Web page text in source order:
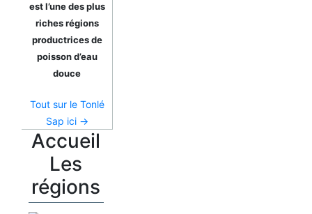
est l’une des plus
riches régions
productrices de
poisson d’eau
douce
Tout sur le Tonlé
Sap ici →
Accueil
Les
régions